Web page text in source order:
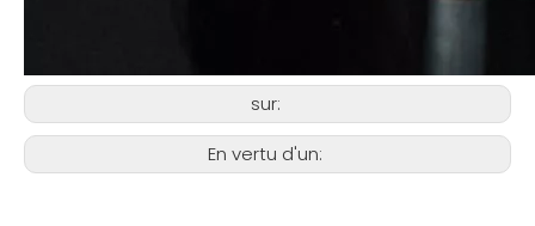
sur:
En vertu d'un: